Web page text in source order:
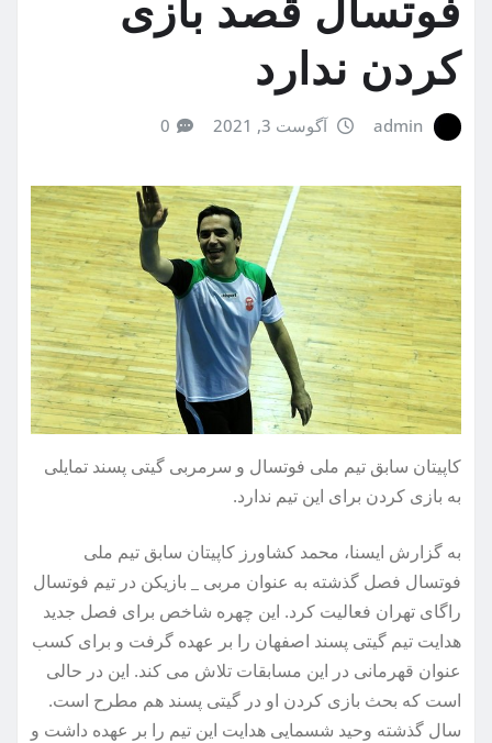
کردن ندارد
admin آگوست 3, 2021 0
کاپیتان سابق تیم ملی فوتسال و سرمربی گیتی پسند تمایلی
به بازی کردن برای این تیم ندارد.
به گزارش ایسنا، محمد کشاورز کاپیتان سابق تیم ملی
فوتسال فصل گذشته به عنوان مربی _ بازیکن در تیم فوتسال
راگای تهران فعالیت کرد. این چهره شاخص برای فصل جدید
هدایت تیم گیتی پسند اصفهان را بر عهده گرفت و برای کسب
عنوان قهرمانی در این مسابقات تلاش می کند. این در حالی
است که بحث بازی کردن او در گیتی پسند هم مطرح است.
سال گذشته وحید شسمایی هدایت این تیم را بر عهده داشت و